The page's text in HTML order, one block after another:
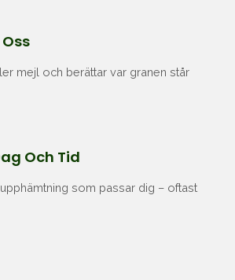
mejl och berättar var granen står
Och Tid
som passar dig – oftast